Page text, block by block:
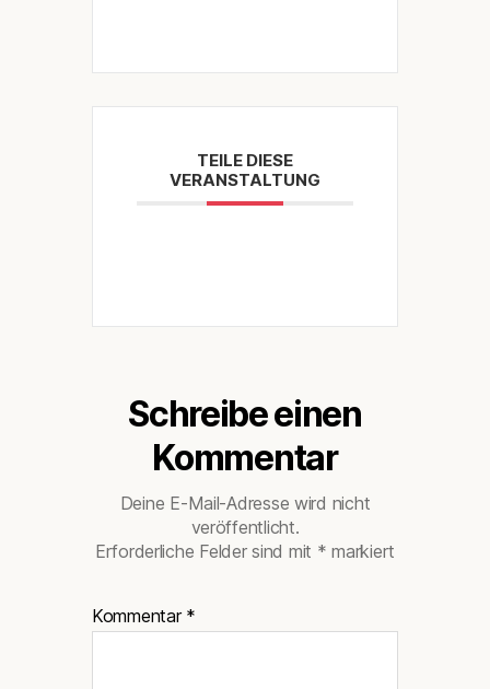
TEILE DIESE
VERANSTALTUNG
Schreibe einen
Kommentar
Deine E-Mail-Adresse wird nicht
veröffentlicht.
Erforderliche Felder sind mit * markiert
Kommentar *